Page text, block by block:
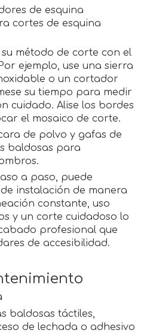
de esquina
cortes de esquina
método de corte con el
ejemplo, use una sierra
o un cortador
su tiempo para medir
cuidado. Alise los bordes
el mosaico de corte.
de polvo y gafas de
baldosas para
a paso, puede
instalación de manera
constante, uso
y un corte cuidadoso lo
profesional que
de accesibilidad.
baldosas táctiles,
de lechada o adhesivo